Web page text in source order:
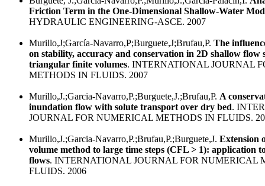
Friction Term in the One-Dimensional Shallow-Water
HYDRAULIC ENGINEERING-ASCE. 2007
Murillo,J;García-Navarro,P;Burguete,J;Brufau,P. The
on stability, accuracy and conservation in 2D shallow flow
triangular finite volumes. INTERNATIONAL JOURNAL
METHODS IN FLUIDS. 2007
Murillo,J.;Garcia-Navarro,P.;Burguete,J.;Brufau,P. A
inundation flow with solute transport over dry bed.
JOURNAL FOR NUMERICAL METHODS IN FLUIDS.
Murillo,J.;Garcia-Navarro,P.;Brufau,P.;Burguete,J. Extension
volume method to large time steps (CFL > 1): application
flows. INTERNATIONAL JOURNAL FOR NUMERICAL
FLUIDS. 2006